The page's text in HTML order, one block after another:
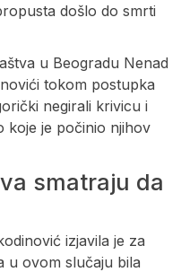
došlo do smrti
u Beogradu Nenad
tokom postupka
negirali krivicu i
koje je počinio njihov
smatraju da
izjavila je za
u ovom slučaju bila